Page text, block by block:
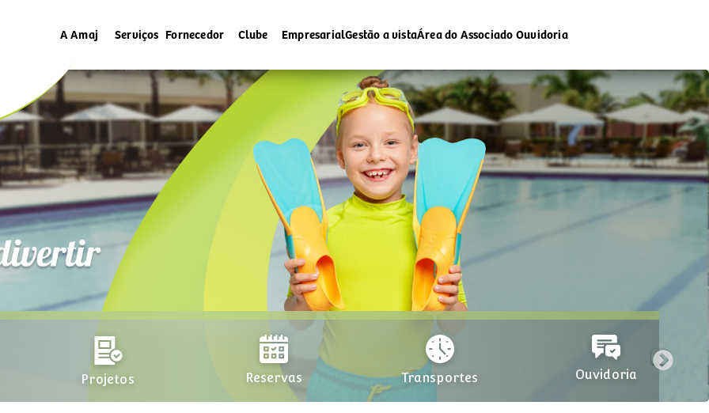
A Amaj Serviços Fornecedor Clube EmpresarialGestão a vistaÁrea do AssociadoOuvidoria
Projetos Reservas Transportes Ouvidoria